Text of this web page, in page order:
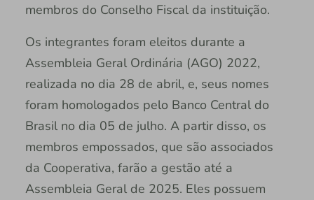
membros do Conselho Fiscal da instituição.
Os integrantes foram eleitos durante a
Assembleia Geral Ordinária (AGO) 2022,
realizada no dia 28 de abril, e, seus nomes
foram homologados pelo Banco Central do
Brasil no dia 05 de julho. A partir disso, os
membros empossados, que são associados
da Cooperativa, farão a gestão até a
Assembleia Geral de 2025. Eles possuem